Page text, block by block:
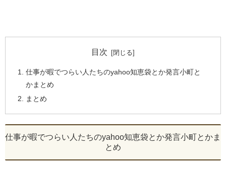
目次
仕事が暇でつらい人たちのyahoo知恵袋とか発言小町と
かまとめ
まとめ
仕事が暇でつらい人たちのyahoo知恵袋とか発言小町とかま
とめ